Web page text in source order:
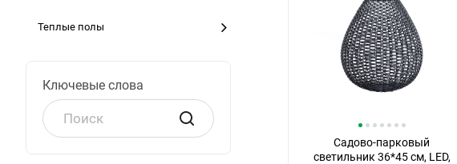
Теплые полы
Ключевые слова
Садово-парковый
светильник 36*45 см, LED,